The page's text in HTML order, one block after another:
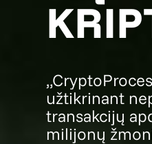
užtikrinant
transakcijų
milijonų